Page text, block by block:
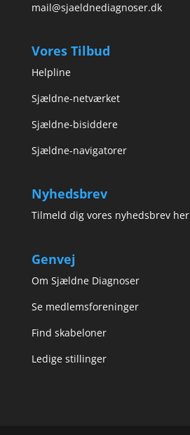
mail@sjaeldnediagnoser.dk
Vores Tilbud
Helpline
Sjældne-netværket
Sjældne-bisiddere
Sjældne-navigatorer
Nyhedsbrev
Tilmeld dig vores nyhedsbrev her
Genvej
Om Sjældne Diagnoser
Se medlemsforeninger
Find skabeloner
Ledige stillinger